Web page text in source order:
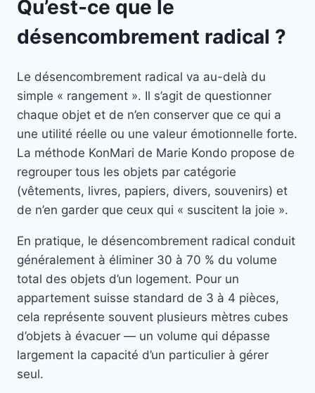
Qu’est-ce que le
désencombrement radical ?
Le désencombrement radical va au-delà du
simple « rangement ». Il s’agit de questionner
chaque objet et de n’en conserver que ce qui a
une utilité réelle ou une valeur émotionnelle forte.
La méthode KonMari de Marie Kondo propose de
regrouper tous les objets par catégorie
(vêtements, livres, papiers, divers, souvenirs) et
de n’en garder que ceux qui « suscitent la joie ».
En pratique, le désencombrement radical conduit
généralement à éliminer 30 à 70 % du volume
total des objets d’un logement. Pour un
appartement suisse standard de 3 à 4 pièces,
cela représente souvent plusieurs mètres cubes
d’objets à évacuer — un volume qui dépasse
largement la capacité d’un particulier à gérer
seul.